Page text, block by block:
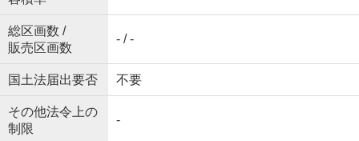
総区画数 /
販売区画数
- / -
国土法届出要否 不要
その他法令上の
制限
-